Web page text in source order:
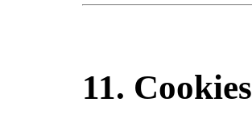
11. Cookies